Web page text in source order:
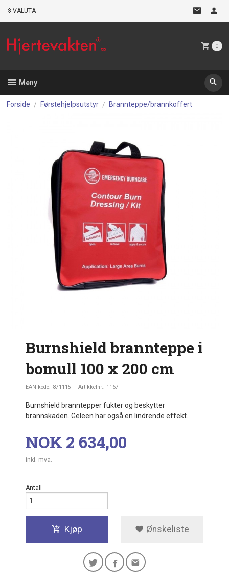
VALUTA
0
Meny
Forside Førstehjelpsutstyr Brannteppe/brannkoffert
Burnshield brannteppe i
bomull 100 x 200 cm
EAN-kode: 871115 Artikkelnr.: 1167
Burnshield branntepper fukter og beskytter
brannskaden. Geleen har også en lindrende effekt.
Pris
NOK 2 634,00
inkl. mva.
Antall
Kjøp Ønskeliste